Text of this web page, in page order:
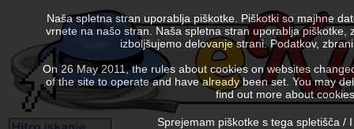
Naša spletna stran uporablja piškotke. Piškotki so majhne
vrnete na našo stran. Naša spletna stran uporablja
izboljšujemo delovanje strani. Podatkov,
On 26 May 2011, the rules about cookies on websites
of the site to operate and have already been set. You may
find out more about
Sprejemam piškotke s tega spletišča /